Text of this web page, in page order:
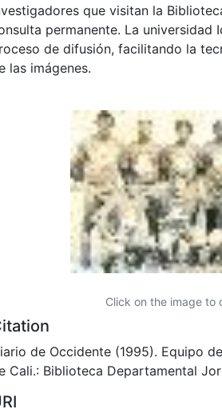
que visitan la
permanente. La universidad
de difusión, facilitando la
las imágenes.
Click on the image to
de Occidente (1995). Equipo
Cali.: Biblioteca Departamental